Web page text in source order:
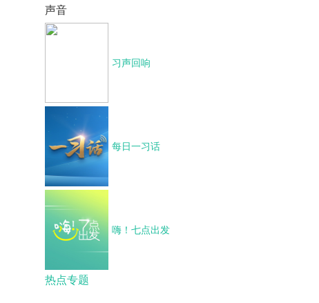
声音
习声回响
每日一习话
嗨！七点出发
热点专题